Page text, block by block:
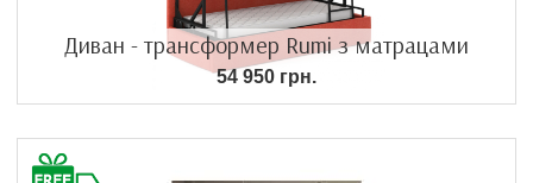
Диван - трансформер Rumi з матрацами
54 950 грн.